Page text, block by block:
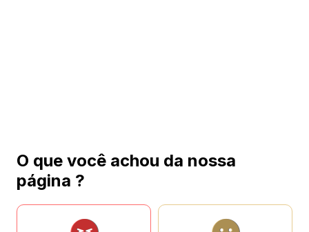
O que você achou da nossa
página ?